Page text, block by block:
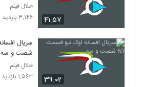
۴۱:۵۷
حلال فیلم
۳,۱۴۶ بازدید
۳۹:۰۲
شصت و سه
حلال فیلم
۱,۵۶۳ بازدید